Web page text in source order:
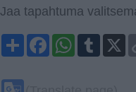
Jaa tapahtuma
ShareFacebook
WhatsApp
Tumblr